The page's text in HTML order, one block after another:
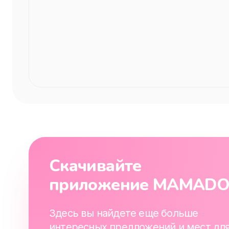
Скачивайте
приложение
Здесь вы найдете еще больше